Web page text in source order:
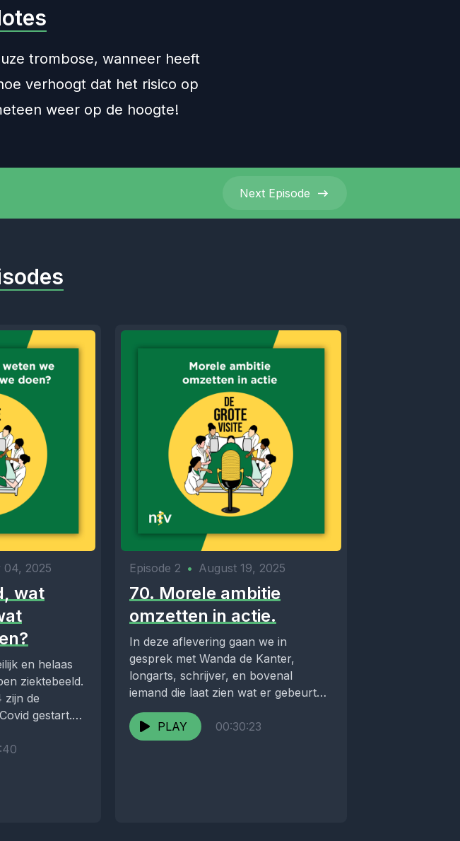
trombose, wanneer heeft
verhoogt dat het risico op
weer op de hoogte!
Next Episode
04, 2025
wat
en helaas
ziektebeeld.
zijn de
gestart.
Roosmarijn
Episode 2 • August 19, 2025
70. Morele ambitie
omzetten in actie.
In deze aflevering gaan we in
gesprek met Wanda de Kanter,
longarts, schrijver, en bovenal
iemand die laat zien wat er gebeurt
als je...
PLAY
00:30:23